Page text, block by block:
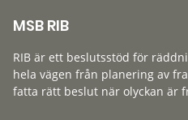
MSB RIB
RIB är ett beslutsstöd för
hela vägen från planering av
fatta rätt beslut när olyckan är